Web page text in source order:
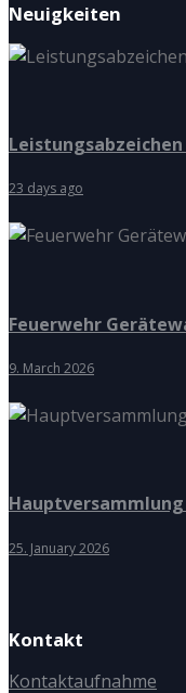
Neuigkeiten
Leistungsabzeichen
23 days ago
Feuerwehr
9. March 2026
Hauptversammlung
25. January 2026
Kontakt
Kontaktaufnahme